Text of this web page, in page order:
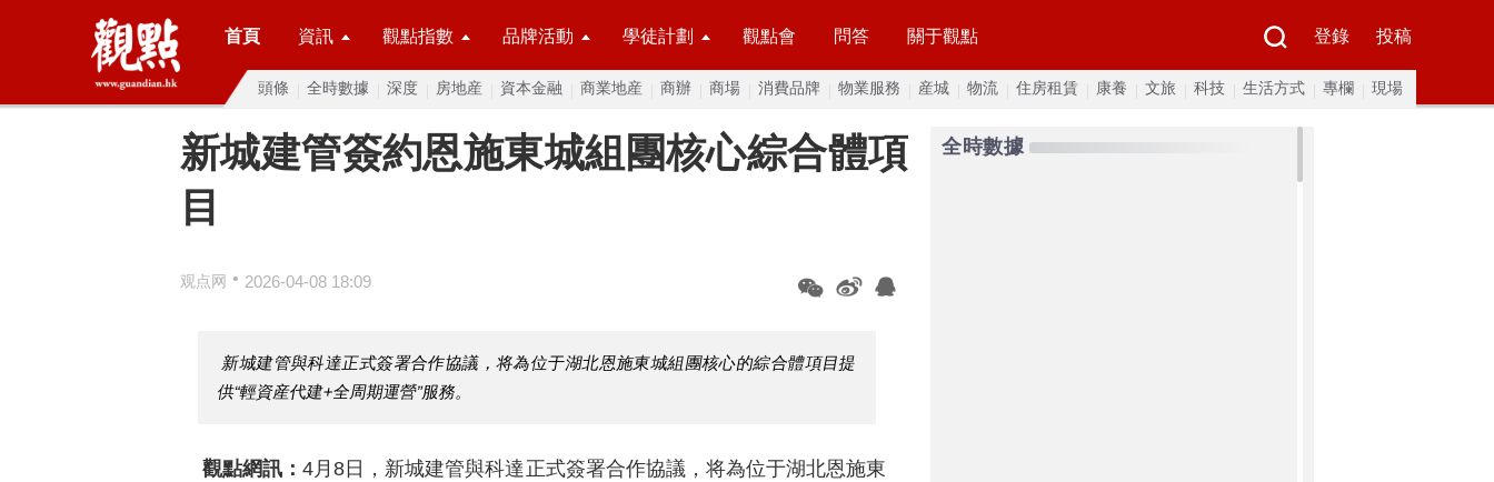
首頁 資訊 觀點指數 品牌活動 學徒計劃 觀點會 問答 關于觀點 登錄 投稿
頭條 全時數據 深度 房地産 資本金融 商業地産 商辦 商場 消費品牌 物業服務 産城 物流 住房租賃 康養 文旅 科技 生活方式 專欄 現場
新城建管簽約恩施東城組團核心綜合體項
目
观点网 • 2026-04-08 18:09
新城建管與科達正式簽署合作協議，将為位于湖北恩施東城組團核心的綜合體項目提
供“輕資産代建+全周期運營”服務。
觀點網訊：4月8日，新城建管與科達正式簽署合作協議，将為位于湖北恩施東
全時數據